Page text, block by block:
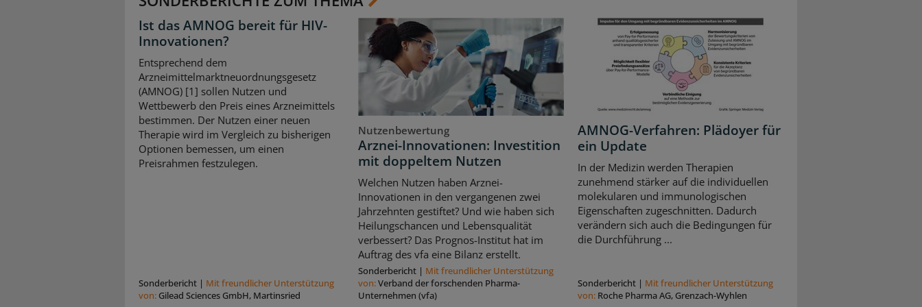
Ist das AMNOG bereit für HIV-
Innovationen?
Entsprechend dem
Arzneimittelmarktneuordnungsgesetz
(AMNOG) [1] sollen Nutzen und
Wettbewerb den Preis eines Arzneimittels
bestimmen. Der Nutzen einer neuen
Therapie wird im Vergleich zu bisherigen
Optionen bemessen, um einen
Preisrahmen festzulegen.
Sonderbericht | Mit freundlicher Unterstützung
von: Gilead Sciences GmbH, Martinsried
Nutzenbewertung
Arznei-Innovationen: Investition
mit doppeltem Nutzen
Welchen Nutzen haben Arznei-
Innovationen in den vergangenen zwei
Jahrzehnten gestiftet? Und wie haben sich
Heilungschancen und Lebensqualität
verbessert? Das Prognos-Institut hat im
Auftrag des vfa eine Bilanz erstellt.
Sonderbericht| Mit freundlicher Unterstützung
von:Verband der forschenden Pharma-
Unternehmen (vfa)
AMNOG-Verfahren: Plädoyer für
ein Update
In der Medizin werden Therapien
zunehmend stärker auf die individuellen
molekularen und immunologischen
Eigenschaften zugeschnitten. Dadurch
verändern sich auch die Bedingungen für
die Durchführung ...
Sonderbericht| Mit freundlicher Unterstützung
von: Roche Pharma AG, Grenzach-Wyhlen